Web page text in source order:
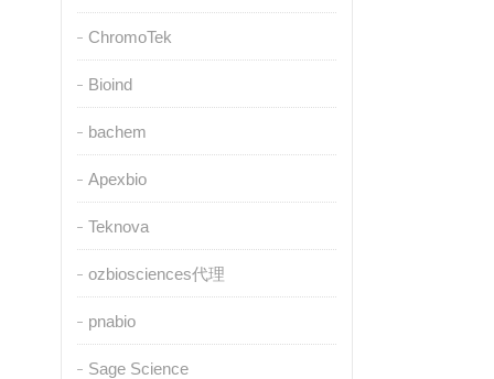
ChromoTek
Bioind
bachem
Apexbio
Teknova
ozbiosciences代理
pnabio
Sage Science